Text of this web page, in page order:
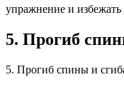
упражнение и избежать
5. Прогиб
5. Прогиб спины и